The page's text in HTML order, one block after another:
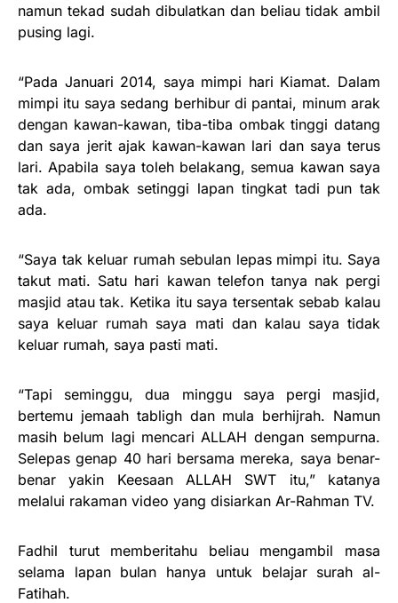
namun tekad sudah dibulatkan dan beliau tidak ambil
pusing lagi.
“Pada Januari 2014, saya mimpi hari Kiamat. Dalam
mimpi itu saya sedang berhibur di pantai, minum arak
dengan kawan-kawan, tiba-tiba ombak tinggi datang
dan saya jerit ajak kawan-kawan lari dan saya terus
lari. Apabila saya toleh belakang, semua kawan saya
tak ada, ombak setinggi lapan tingkat tadi pun tak
ada.
“Saya tak keluar rumah sebulan lepas mimpi itu. Saya
takut mati. Satu hari kawan telefon tanya nak pergi
masjid atau tak. Ketika itu saya tersentak sebab kalau
saya keluar rumah saya mati dan kalau saya tidak
keluar rumah, saya pasti mati.
“Tapi seminggu, dua minggu saya pergi masjid,
bertemu jemaah tabligh dan mula berhijrah. Namun
masih belum lagi mencari ALLAH dengan sempurna.
Selepas genap 40 hari bersama mereka, saya benar-
benar yakin Keesaan ALLAH SWT itu,” katanya
melalui rakaman video yang disiarkan Ar-Rahman TV.
Fadhil turut memberitahu beliau mengambil masa
selama lapan bulan hanya untuk belajar surah al-
Fatihah.